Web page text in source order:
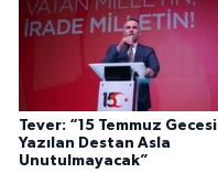
Tever: “15 Temmuz Gecesi
Yazılan Destan Asla
Unutulmayacak”